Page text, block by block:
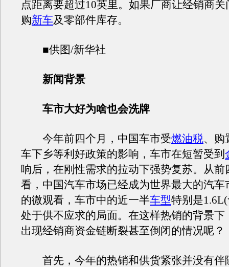
点距离要超过10英里。如果厂商让经销商
购新车及零部件库存。
■供图/新华社
新闻背景
车市大好为啥也会洗牌
今年前四个月，中国车市受燃油税、购
车下乡等利好政策的影响，车市在短暂受到
响后，在刚性需求的拉动下强势复苏。从前
看，中国汽车市场已经成为世界最大的汽车
的微观看，车市中的近一半车型特别是
处于供不应求的局面。在这样热销的背景下
出现经销商资金链断裂甚至倒闭的情况呢？
首先，今年的热销和供货紧张并没有伴